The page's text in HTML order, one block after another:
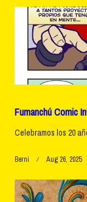
Fumanchú Comic
Celebramos los 20
Berni Aug 26, 2025